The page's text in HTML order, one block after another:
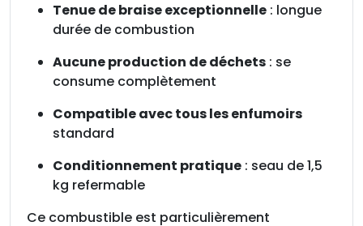
Tenue de braise exceptionnelle : longue
durée de combustion
Aucune production de déchets : se
consume complètement
Compatible avec tous les enfumoirs
standard
Conditionnement pratique : seau de 1,5
kg refermable
Ce combustible est particulièrement